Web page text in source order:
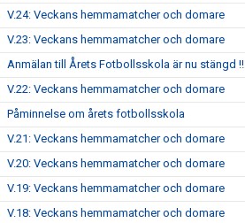
V.24: Veckans hemmamatcher och domare
V.23: Veckans hemmamatcher och domare
Anmälan till Årets Fotbollsskola är nu stängd !!
V.22: Veckans hemmamatcher och domare
Påminnelse om årets fotbollsskola
V.21: Veckans hemmamatcher och domare
V.20: Veckans hemmamatcher och domare
V.19: Veckans hemmamatcher och domare
V.18: Veckans hemmamatcher och domare